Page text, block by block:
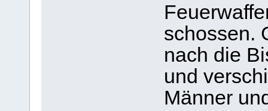
schossen.
nach die
und
Männer